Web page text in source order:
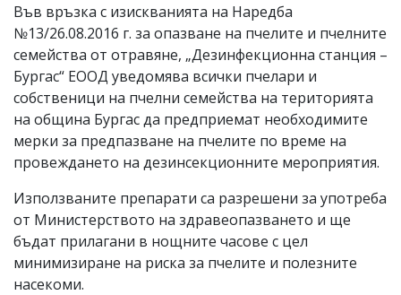
Във връзка с изискванията на Наредба
№13/26.08.2016 г. за опазване на пчелите и пчелните
семейства от отравяне, „Дезинфекционна станция –
Бургас“ ЕООД уведомява всички пчелари и
собственици на пчелни семейства на територията
на община Бургас да предприемат необходимите
мерки за предпазване на пчелите по време на
провеждането на дезинсекционните мероприятия.
Използваните препарати са разрешени за употреба
от Министерството на здравеопазването и ще
бъдат прилагани в нощните часове с цел
минимизиране на риска за пчелите и полезните
насекоми.